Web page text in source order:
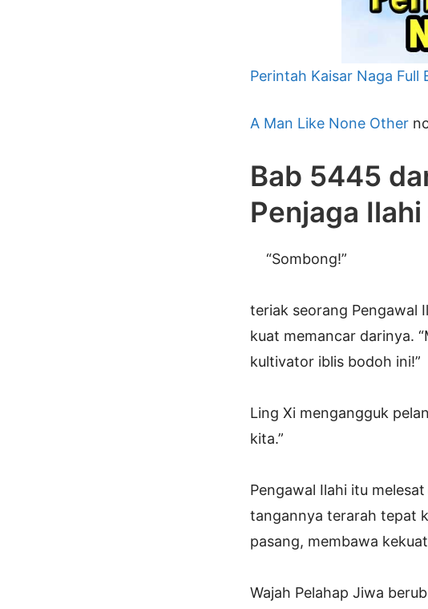
Perintah Kaisar Naga Full
A Man Like None Other
Bab 5445
Penjaga
“Sombong!”
teriak seorang Pengawal
kuat memancar darinya.
kultivator iblis bodoh ini!”
Ling Xi mengangguk
kita.”
Pengawal Ilahi itu
tangannya terarah tepat
pasang, membawa
Wajah Pelahap Jiwa